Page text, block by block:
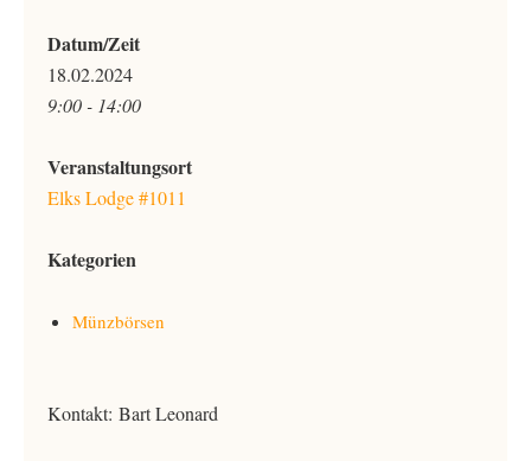
Datum/Zeit
18.02.2024
9:00 - 14:00
Veranstaltungsort
Elks Lodge #1011
Kategorien
Münzbörsen
Kontakt: Bart Leonard